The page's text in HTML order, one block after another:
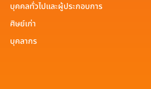
บุคคลทั่วไปและผู้ประกอบการ
ศิษย์เก่า
บุคลากร